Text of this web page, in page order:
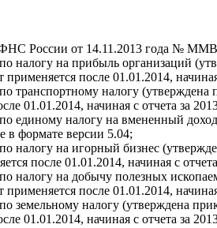
России от 14.11.2013 года №
налогу на прибыль организаций
после 01.01.2014,
транспортному налогу
01.01.2014, начиная с отчета за
единому налогу на вмененный
в формате версии 5.04;
налогу на игорный бизнес
после 01.01.2014, начиная с
налогу на добычу полезных
после 01.01.2014,
земельному налогу (утверждена
01.01.2014, начиная с отчета за